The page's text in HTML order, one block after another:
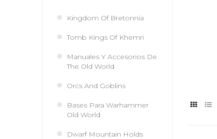
Kingdom Of Bretonnia
Tomb Kings Of Khemri
Manuales Y Accesorios De
The Old World
Orcs And Goblins
Bases Para Warhammer
Old World
Dwarf Mountain Holds